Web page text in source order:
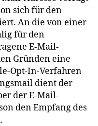
sich für den
An die von einer
für den
E-Mail-
Gründen eine
Opt-In-Verfahren
dient der
der E-Mail-
den Empfang des